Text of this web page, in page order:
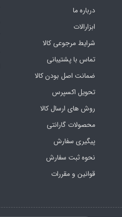
درباره ما
ابزارالات
شرایط مرجوعی کالا
تماس با پشتیبانی
ضمانت اصل بودن کالا
تحویل اکسپرس
روش های ارسال کالا
محصولات گارانتی
پیگیری سفارش
نحوه ثبت سفارش
قوانین و مقررات